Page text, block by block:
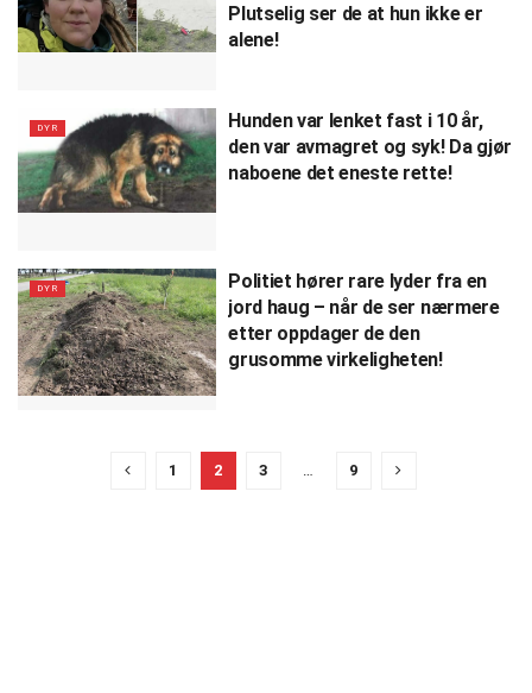
Plutselig ser de at hun ikke er
alene!
DYR
Hunden var lenket fast i 10 år,
den var avmagret og syk! Da gjør
naboene det eneste rette!
DYR
Politiet hører rare lyder fra en
jord haug – når de ser nærmere
etter oppdager de den
grusomme virkeligheten!
1 2 3 … 9